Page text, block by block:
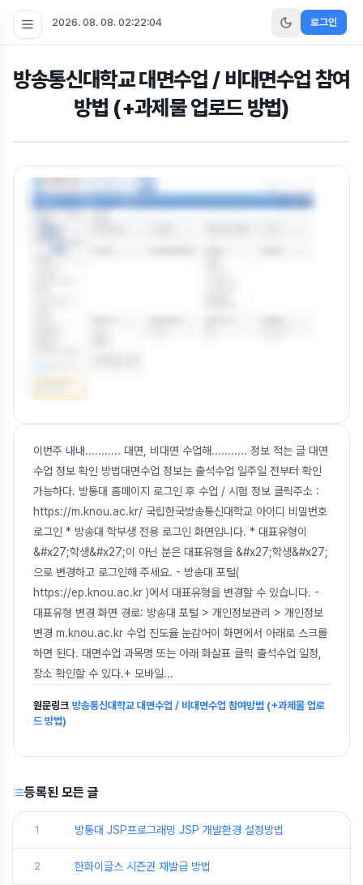
2026. 08. 08. 02:22:05 로그인
방송통신대학교 대면수업 / 비대면수업 참여
방법 (+과제물 업로드 방법)
이번주 내내........... 대면, 비대면 수업해........... 정보 적는 글 대면
수업 정보 확인 방법대면수업 정보는 출석수업 일주일 전부터 확인
가능하다. 방통대 홈페이지 로그인 후 수업 / 시험 정보 클릭주소 :
https://m.knou.ac.kr/ 국립한국방송통신대학교 아이디 비밀번호
로그인 * 방송대 학부생 전용 로그인 화면입니다. * 대표유형이
&#x27;학생&#x27;이 아닌 분은 대표유형을 &#x27;학생&#x27;
으로 변경하고 로그인해 주세요. - 방송대 포털(
https://ep.knou.ac.kr )에서 대표유형을 변경할 수 있습니다. -
대표유형 변경 화면 경로: 방송대 포털 > 개인정보관리 > 개인정보
변경 m.knou.ac.kr 수업 진도율 눈감어이 화면에서 아래로 스크롤
하면 된다. 대면수업 과목명 또는 아래 화살표 클릭 출석수업 일정,
장소 확인할 수 있다.+ 모바일...
원문링크 방송통신대학교 대면수업 / 비대면수업 참여방법 (+과제물 업로
드 방법)
등록된 모든 글
1 방통대 JSP프로그래밍 JSP 개발환경 설정방법
2 한화이글스 시즌권 재발급 방법